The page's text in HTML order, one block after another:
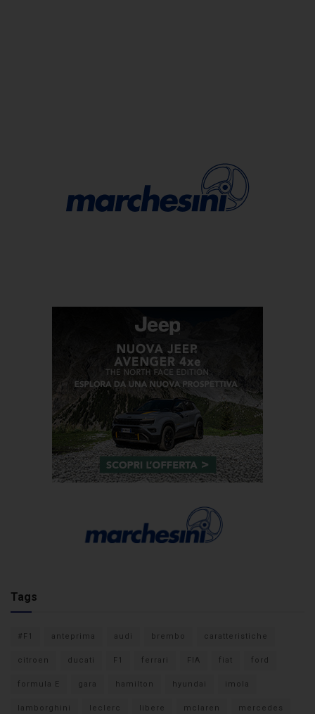
Tags
#F1 anteprima audi brembo caratteristiche
citroen ducati F1 ferrari FIA fiat ford
formula E gara hamilton hyundai imola
lamborghini leclerc libere mclaren mercedes